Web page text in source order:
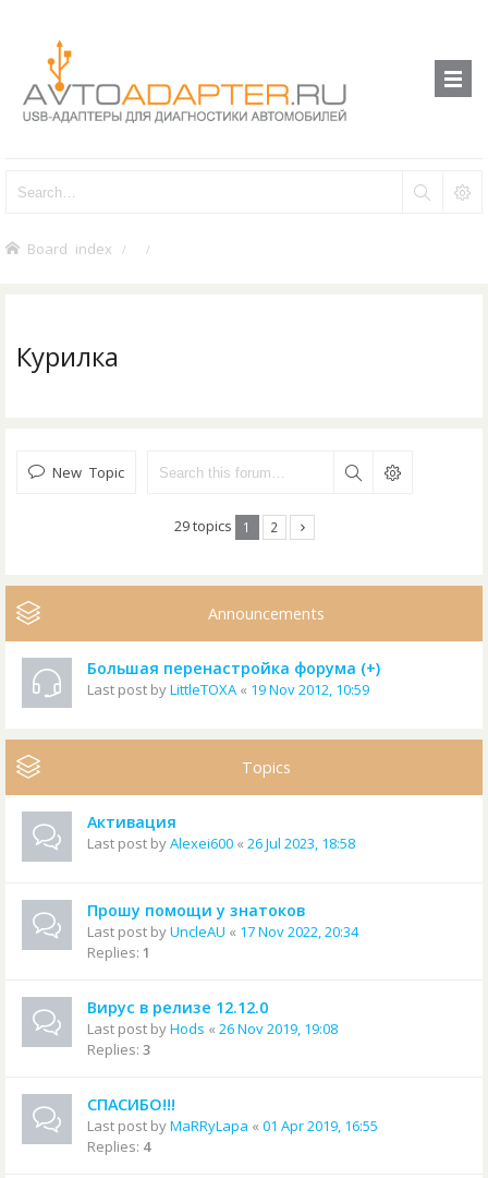
Board index
Курилка
New Topic
29 topics 1 2
Announcements
Большая перенастройка форума (+)
Last post byLittleTOXA « 19 Nov 2012, 10:59
Topics
Активация
Last post byAlexei600 « 26 Jul 2023, 18:58
Прошу помощи у знатоков
Last post byUncleAU « 17 Nov 2022, 20:34
Replies: 1
Вирус в релизе 12.12.0
Last post byHods « 26 Nov 2019, 19:08
Replies: 3
СПАСИБО!!!
Last post byMaRRyLapa « 01 Apr 2019, 16:55
Replies: 4